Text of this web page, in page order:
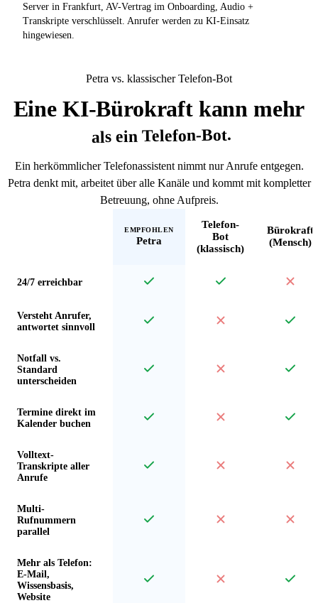
Server in Frankfurt, AV-Vertrag im Onboarding, Audio +
Transkripte verschlüsselt. Anrufer werden zu KI-Einsatz
hingewiesen.
Petra vs. klassischer Telefon-Bot
Eine KI-Bürokraft kann mehr
als ein Telefon-Bot.
Ein herkömmlicher Telefonassistent nimmt nur Anrufe entgegen.
Petra denkt mit, arbeitet über alle Kanäle und kommt mit kompletter
Betreuung, ohne Aufpreis.
EMPFOHLEN
Petra
Telefon-
Bot
(klassisch)
Bürokraft
(Mensch)
24/7 erreichbar
Versteht Anrufer,
antwortet sinnvoll
Notfall vs.
Standard
unterscheiden
Termine direkt im
Kalender buchen
Volltext-
Transkripte aller
Anrufe
Multi-
Rufnummern
parallel
Mehr als Telefon:
E-Mail,
Wissensbasis,
Website